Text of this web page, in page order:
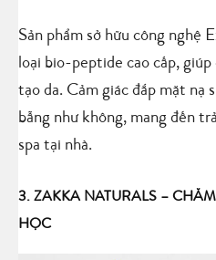
Sản phẩm sở hữu công nghệ
loại bio-peptide cao cấp,
tạo da. Cảm giác đắp mặt nạ
bẫng như không, mang đến
spa tại nhà.
3. ZAKKA NATURALS –
HỌC